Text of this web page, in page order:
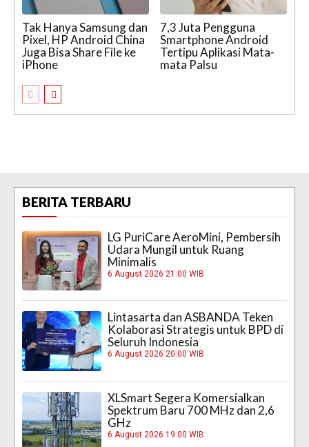
Tak Hanya Samsung dan
Pixel, HP Android China
Juga Bisa Share File ke
iPhone
7,3 Juta Pengguna
Smartphone Android
Tertipu Aplikasi Mata-
mata Palsu
BERITA TERBARU
LG PuriCare AeroMini, Pembersih
Udara Mungil untuk Ruang
Minimalis
6 August 2026 21:00 WIB
Lintasarta dan ASBANDA Teken
Kolaborasi Strategis untuk BPD di
Seluruh Indonesia
6 August 2026 20:00 WIB
XLSmart Segera Komersialkan
Spektrum Baru 700 MHz dan 2,6
GHz
6 August 2026 19:00 WIB